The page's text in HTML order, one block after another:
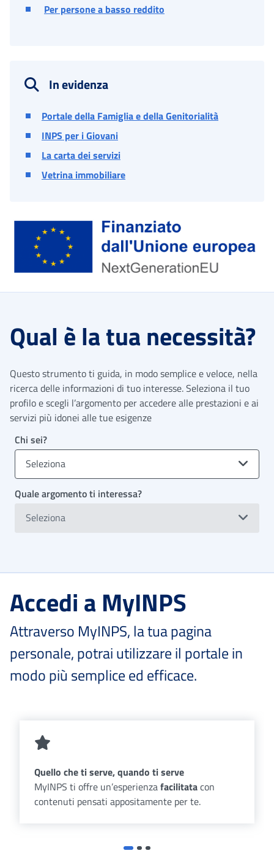
Per persone a basso reddito
In evidenza
Portale della Famiglia e della Genitorialità
INPS per i Giovani
La carta dei servizi
Vetrina immobiliare
Qual è la tua necessità?
Questo strumento ti guida, in modo semplice e veloce, nella
ricerca delle informazioni di tuo interesse. Seleziona il tuo
profilo e scegli l’argomento per accedere alle prestazioni e ai
servizi più idonei alle tue esigenze
Chi sei?
Seleziona
Quale argomento ti interessa?
Seleziona
Accedi a MyINPS
Attraverso MyINPS, la tua pagina
personale, potrai utilizzare il portale in
modo più semplice ed efficace.
Quello che ti serve, quando ti serve
MyINPS ti offre un’esperienzafacilitatacon
contenuti pensati appositamente per te.